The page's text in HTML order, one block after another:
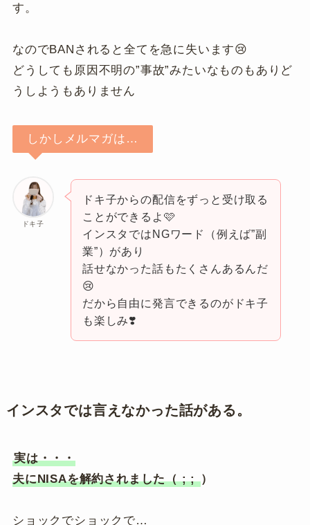
す。
なのでBANされると全てを急に失います😢
どうしても原因不明の”事故”みたいなものもありど
うしようもありません
しかしメルマガは…
ドキ子
ドキ子からの配信をずっと受け取る
ことができるよ🩷
インスタではNGワード（例えば”副
業”）があり
話せなかった話もたくさんあるんだ
😢
だから自由に発言できるのがドキ子
も楽しみ❣️
インスタでは言えなかった話がある。
実は・・・
夫にNISAを解約されました（ ; ; ）
ショックでショックで…